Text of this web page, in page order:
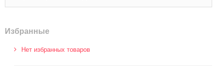
Избранные
Нет избранных товаров